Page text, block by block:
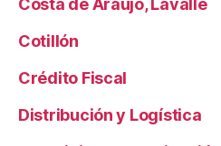
Costa de Araujo, Lavalle
Cotillón
Crédito Fiscal
Distribución y Logística